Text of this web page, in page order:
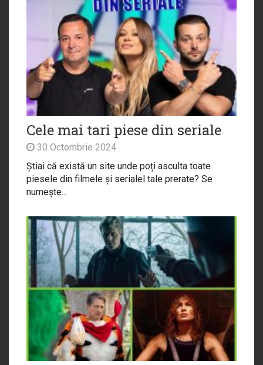
Cele mai tari piese din seriale
30 Octombrie 2024
Știai că există un site unde poți asculta toate
piesele din filmele și serialel tale prerate? Se
numește...